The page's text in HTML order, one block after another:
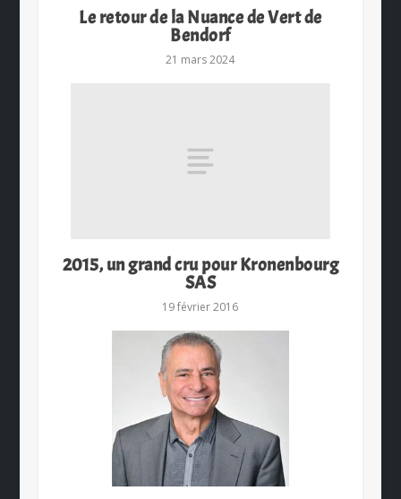
Le retour de la Nuance de Vert de
Bendorf
21 mars 2024
2015, un grand cru pour Kronenbourg
SAS
19 février 2016